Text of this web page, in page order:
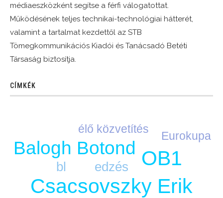
médiaeszközként segítse a férfi válogatottat.
Működésének teljes technikai-technológiai hátterét,
valamint a tartalmat kezdettől az STB
Tömegkommunikációs Kiadói és Tanácsadó Betéti
Társaság biztosítja.
CÍMKÉK
Csacsovszky Erik
OB1
Balogh Botond
bl edzés
Eurokupa
élő közvetítés